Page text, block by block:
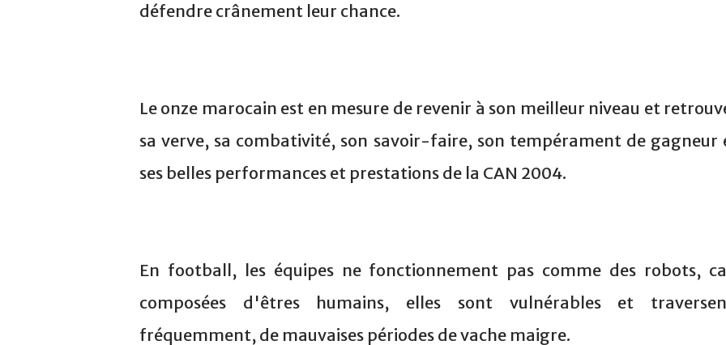
défendre crânement leur chance.
Le onze marocain est en mesure de revenir à son meilleur niveau et
sa verve, sa combativité, son savoir-faire, son tempérament de gagneur
ses belles performances et prestations de la CAN 2004.
En football, les équipes ne fonctionnement pas comme des robots,
composées d'êtres humains, elles sont vulnérables et
fréquemment, de mauvaises périodes de vache maigre.